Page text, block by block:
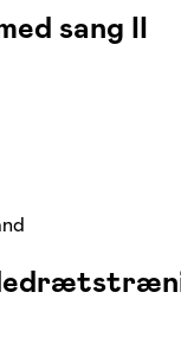
sang II